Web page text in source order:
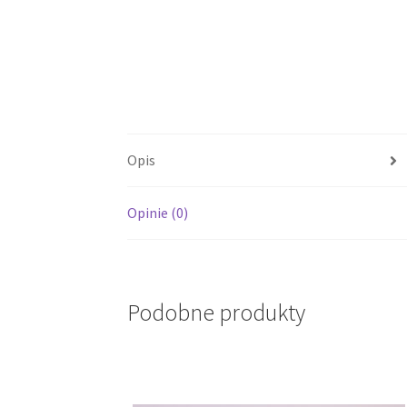
Opis
Opinie (0)
Podobne produkty